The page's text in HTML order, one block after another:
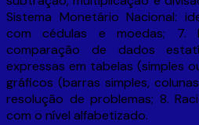
Sistema Monetário Nacional:
com cédulas e moedas; 7.
comparação de dados
expressas em tabelas (simples
gráficos (barras simples,
resolução de problemas; 8.
com o nível alfabetizado.